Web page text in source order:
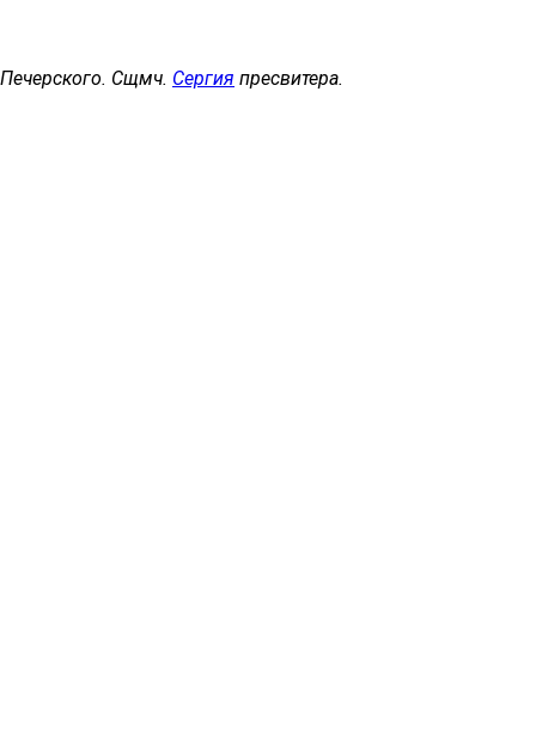
Сщмч. Сергия пресвитера.